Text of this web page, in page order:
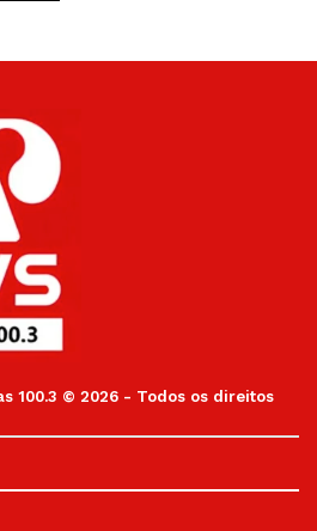
100.3 © 2026 - Todos os direitos